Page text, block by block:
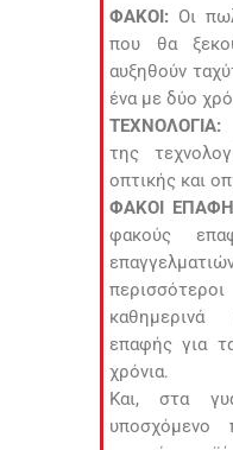
ΦΑΚΟΙ: Οι
που θα
αυξηθούν
ένα με δύο
ΤΕΧΝΟΛΟΓΙΑ:
της
οπτικής και
ΦΑΚΟΙ
φακούς
καθημερινά
επαφής για
χρόνια.
Και, στα
υποσχόμενο